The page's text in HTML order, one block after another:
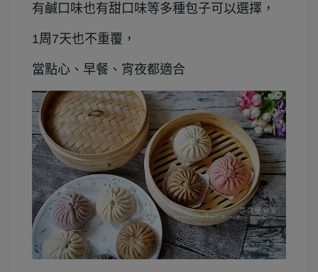
有鹹口味也有甜口味等多種包子可以選擇，
1周7天也不重覆，
當點心、早餐、宵夜都適合